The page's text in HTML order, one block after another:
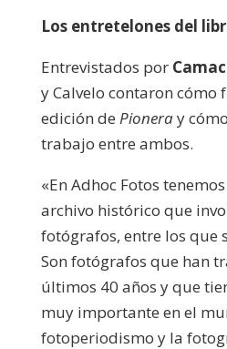
Los entretelones del
Entrevistados por
y Calvelo contaron cómo
edición de Pioneray
trabajo entre ambos.
«En Adhoc Fotos
archivo histórico que
fotógrafos, entre los que
Son fotógrafos que han
últimos 40 años y que
muy importante en el
fotoperiodismo y la